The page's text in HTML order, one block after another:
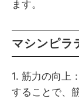
ます。
マシンピラ
1. 筋力の向上
することで、